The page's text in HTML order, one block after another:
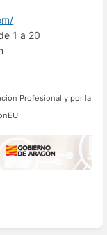
1 a 20
Profesional y por la